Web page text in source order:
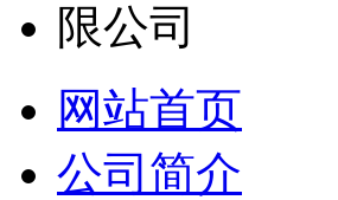
网站首页
公司简介